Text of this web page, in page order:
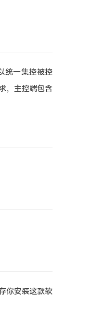
统一集控被控
，主控端包含
你安装这款软